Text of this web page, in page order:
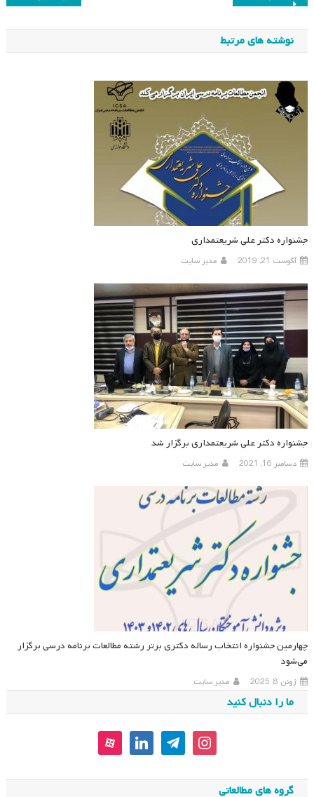
نوشته
نوشته های مرتبط
جشنواره دکتر علی شریعتمداری
آگوست 21, 2019 مدیر سایت
جشنواره دکتر علی شریعتمداری برگزار شد
دسامبر 16, 2021 مدیر سایت
چهارمین جشنواره انتخاب رساله دکتری برتر رشته مطالعات برنامه درسی برگزار
می‌شود
ژوئن 8, 2025 مدیر سایت
ما را دنبال کنید
instagram
telegram
linkedin
aparat
گروه های مطالعاتی